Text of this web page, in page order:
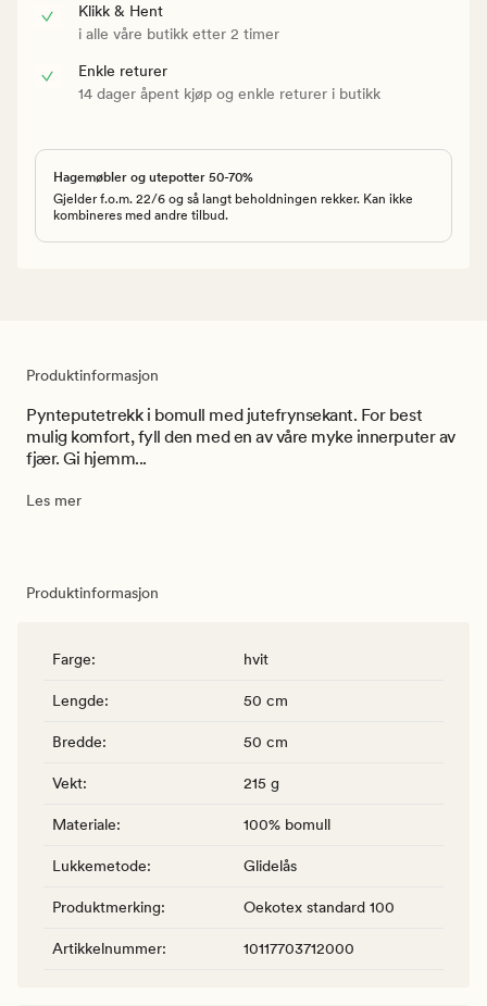
Klikk & Hent
i alle våre butikk etter 2 timer
Enkle returer
14 dager åpent kjøp og enkle returer i butikk
Hagemøbler og utepotter 50-70%
Gjelder f.o.m. 22/6 og så langt beholdningen rekker. Kan ikke
kombineres med andre tilbud.
Produktinformasjon
Pynteputetrekk i bomull med jutefrynsekant. For best
mulig komfort, fyll den med en av våre myke innerputer av
fjær. Gi hjemm...
Les mer
Produktinformasjon
Farge: hvit
Lengde: 50 cm
Bredde: 50 cm
Vekt: 215 g
Materiale: 100% bomull
Lukkemetode: Glidelås
Produktmerking: Oekotex standard 100
Artikkelnummer: 10117703712000